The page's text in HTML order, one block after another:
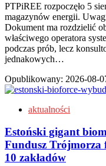
PTPiREE rozpoczęło 5
magazynów energii.
Dokument ma rozdzielić
właściwego operatora
podczas prób, lecz
jednakowych…
Opublikowany: 2026-08-
aktualności
Estoński gigant
Fundusz Trójmorza
10 zakładów